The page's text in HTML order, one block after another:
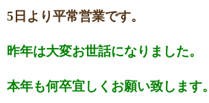
5日より平常営業です。
昨年は大変お世話になりました。
本年も何卒宜しくお願い致します。